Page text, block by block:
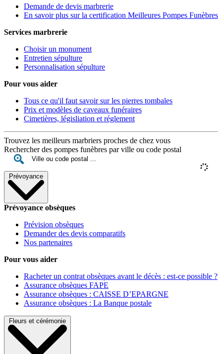
Demande de devis marbrerie
En savoir plus sur la certification Meilleures Pompes Funèbres
Services marbrerie
Choisir un monument
Entretien sépulture
Personnalisation sépulture
Pour vous aider
Tous ce qu'il faut savoir sur les pierres tombales
Prix et modèles de caveaux funéraires
Cimetières, législiation et réglement
Trouvez les meilleurs marbriers proches de chez vous
Rechercher des pompes funèbres par ville ou code postal
Prévoyance
Prévoyance obsèques
Prévision obsèques
Demander des devis comparatifs
Nos partenaires
Pour vous aider
Racheter un contrat obsèques avant le décès : est-ce possible ?
Assurance obsèques FAPE
Assurance obsèques : CAISSE D’EPARGNE
Assurance obsèques : La Banque postale
Fleurs et cérémonie